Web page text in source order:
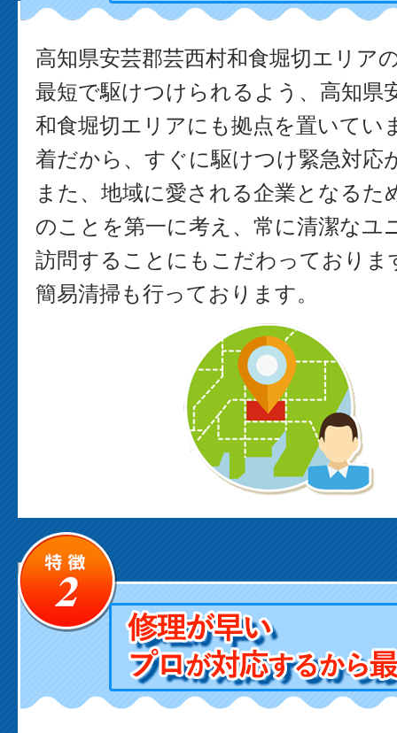
高知県安芸郡芸西村和食堀切エリア
最短で駆けつけられるよう、高知県
和食堀切エリアにも拠点を置いてい
着だから、すぐに駆けつけ緊急対応
また、地域に愛される企業となるた
のことを第一に考え、常に清潔なユ
訪問することにもこだわっておりま
簡易清掃も行っております。